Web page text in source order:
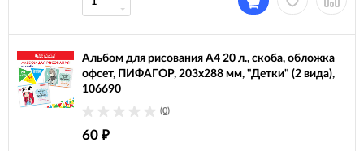
Альбом для рисования А4 20 л., скоба, обложка
офсет, ПИФАГОР, 203х288 мм, "Детки" (2 вида),
106690
(0)
60 ₽